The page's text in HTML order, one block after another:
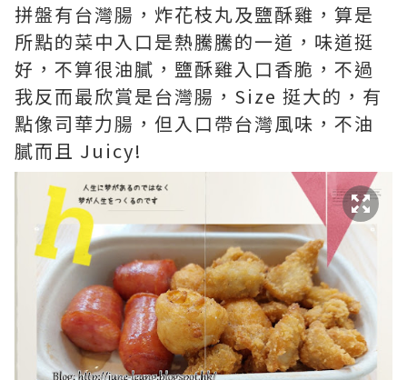
拼盤有台灣腸，炸花枝丸及鹽酥雞，算是
所點的菜中入口是熱騰騰的一道，味道挺
好，不算很油膩，鹽酥雞入口香脆，不過
我反而最欣賞是台灣腸，Size 挺大的，有
點像司華力腸，但入口帶台灣風味，不油
膩而且 Juicy!